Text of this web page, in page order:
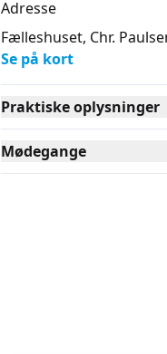
Adresse
Fælleshuset, Chr.
Se på kort
Praktiske oplysninger
Mødegange